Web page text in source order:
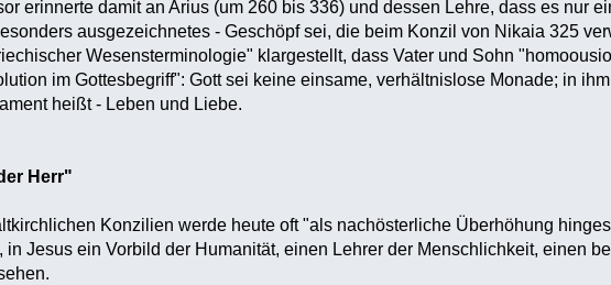
erinnerte damit an Arius (um 260 bis 336) und dessen Lehre, dass es nur
ausgezeichnetes - Geschöpf sei, die beim Konzil von Nikaia 325
Wesensterminologie" klargestellt, dass Vater und Sohn
im Gottesbegriff": Gott sei keine einsame, verhältnislose Monade; in
heißt - Leben und Liebe.
Herr"
Konzilien werde heute oft "als nachösterliche Überhöhung
in Jesus ein Vorbild der Humanität, einen Lehrer der Menschlichkeit, einen